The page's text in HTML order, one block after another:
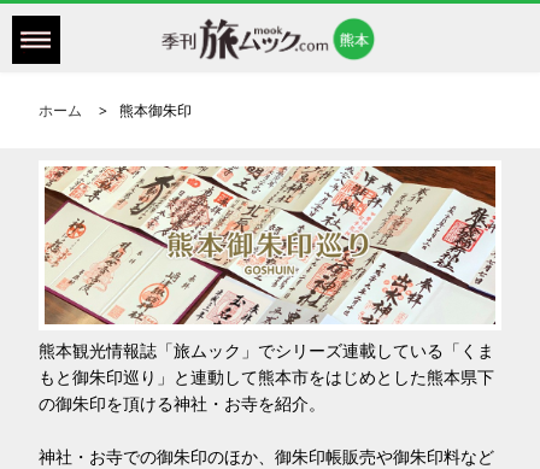
ホーム 熊本御朱印
熊本観光情報誌「旅ムック」でシリーズ連載している「くま
もと御朱印巡り」と連動して熊本市をはじめとした熊本県下
の御朱印を頂ける神社・お寺を紹介。
神社・お寺での御朱印のほか、御朱印帳販売や御朱印料など